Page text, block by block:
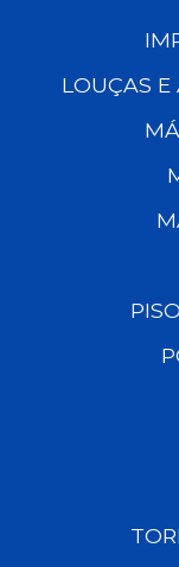
LOUÇAS E